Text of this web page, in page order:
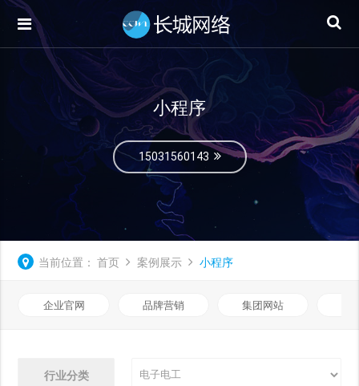
小程序
15031560143
当前位置： 首页 案例展示 小程序
企业官网 品牌营销 集团网站
行业分类